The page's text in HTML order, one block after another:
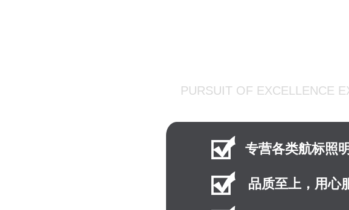
PURSUIT OF EXCELLENCE
专营各类航标照
品质至上，用心